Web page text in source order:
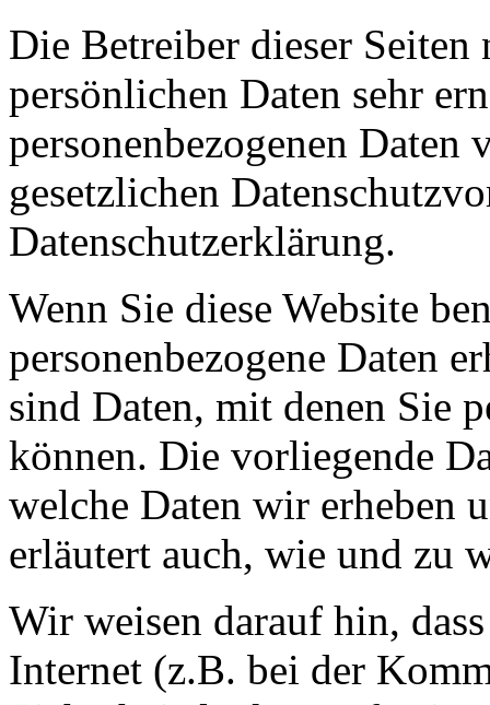
Die Betreiber dieser Seiten
persönlichen Daten sehr
personenbezogenen Daten
gesetzlichen
Datenschutzerklärung.
Wenn Sie diese Website
personenbezogene Daten
sind Daten, mit denen Sie
können. Die vorliegende
welche Daten wir erheben
erläutert auch, wie und zu
Wir weisen darauf hin,
Internet (z.B. bei der